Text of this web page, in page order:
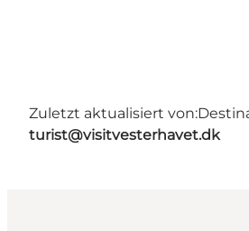
Zuletzt aktualisiert von:
turist@visitvesterhavet.dk